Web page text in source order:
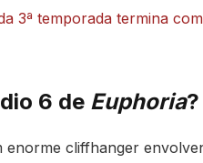
3ª temporada termina
6 de Euphoria?
cliffhanger